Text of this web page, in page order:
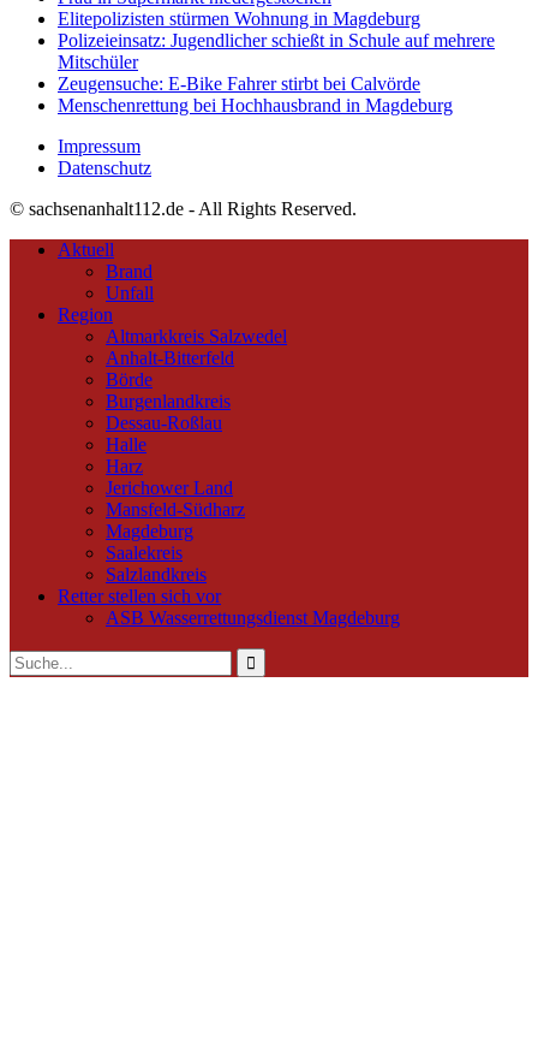
Elitepolizisten stürmen Wohnung in Magdeburg
Polizeieinsatz: Jugendlicher schießt in Schule auf mehrere
Mitschüler
Zeugensuche: E-Bike Fahrer stirbt bei Calvörde
Menschenrettung bei Hochhausbrand in Magdeburg
Impressum
Datenschutz
© sachsenanhalt112.de - All Rights Reserved.
Aktuell
Brand
Unfall
Region
Altmarkkreis Salzwedel
Anhalt-Bitterfeld
Börde
Burgenlandkreis
Dessau-Roßlau
Halle
Harz
Jerichower Land
Mansfeld-Südharz
Magdeburg
Saalekreis
Salzlandkreis
Retter stellen sich vor
ASB Wasserrettungsdienst Magdeburg